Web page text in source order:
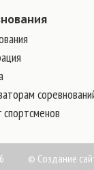
спортсменов
© Создание